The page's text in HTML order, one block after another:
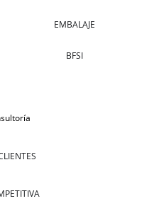
EMBALAJE
BFSI